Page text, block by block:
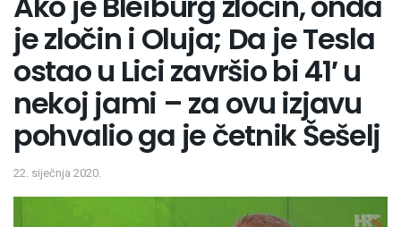
je zločin i Oluja; Da je Tesla
ostao u Lici završio bi 41′ u
nekoj jami – za ovu izjavu
pohvalio ga je četnik Šešelj
22. siječnja 2020.